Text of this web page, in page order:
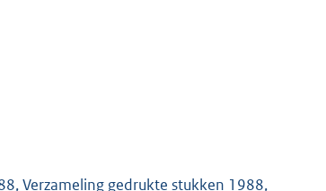
Verzameling gedrukte stukken 1988,